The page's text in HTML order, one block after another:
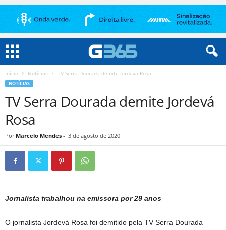
Início Notícias TV Serra Dourada demite Jordevá Rosa
NOTÍCIAS
TV Serra Dourada demite Jordevá
Rosa
Por Marcelo Mendes - 3 de agosto de 2020
Jornalista trabalhou na emissora por 29 anos
O jornalista Jordevá Rosa foi demitido pela TV Serra Dourada